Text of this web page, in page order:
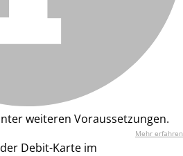
weiteren Voraussetzungen.
Mehr erfahren
Debit-Karte im